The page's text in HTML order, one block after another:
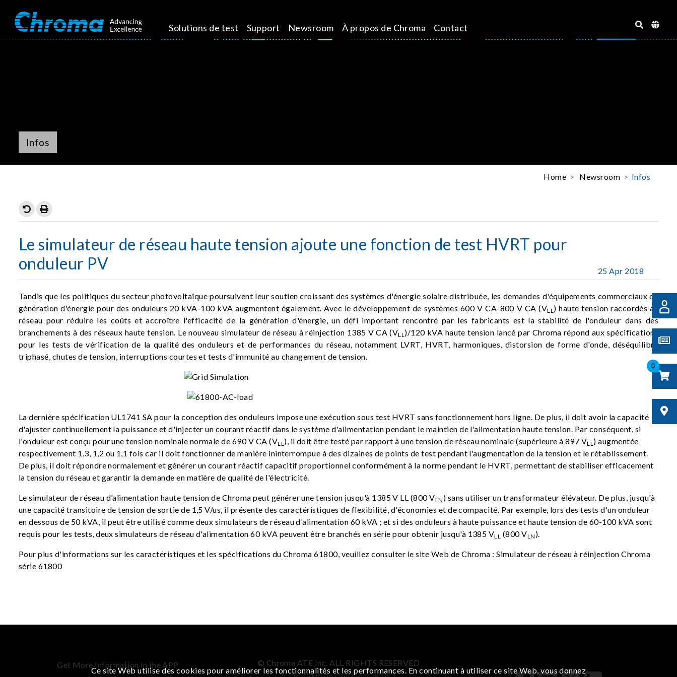
Solutions de test Support Newsroom À propos de Chroma Contact
0
Infos
Home Newsroom Infos
Le simulateur de réseau haute tension ajoute une fonction de test HVRT pour
onduleur PV
25 Apr 2018
Tandis que les politiques du secteur photovoltaïque poursuivent leur soutien croissant des systèmes d'énergie solaire distribuée, les demandes d'équipements commerciaux de
génération d'énergie pour des onduleurs 20 kVA-100 kVA augmentent également. Avec le développement de systèmes 600 V CA-800 V CA (VLL ) haute tension raccordés au
réseau pour réduire les coûts et accroître l'efficacité de la génération d'énergie, un défi important rencontré par les fabricants est la stabilité de l'onduleur dans des
branchements à des réseaux haute tension. Le nouveau simulateur de réseau à réinjection 1385 V CA (VLL )/120 kVA haute tension lancé par Chroma répond aux spécifications
pour les tests de vérification de la qualité des onduleurs et de performances du réseau, notamment LVRT, HVRT, harmoniques, distorsion de forme d'onde, déséquilibre
triphasé, chutes de tension, interruptions courtes et tests d'immunité au changement de tension.
La dernière spécification UL1741 SA pour la conception des onduleurs impose une exécution sous test HVRT sans fonctionnement hors ligne. De plus, il doit avoir la capacité
d'ajuster continuellement la puissance et d'injecter un courant réactif dans le système d'alimentation pendant le maintien de l'alimentation haute tension. Par conséquent, si
l'onduleur est conçu pour une tension nominale normale de 690 V CA (VLL ), il doit être testé par rapport à une tension de réseau nominale (supérieure à 897 VLL ) augmentée
respectivement 1,3, 1,2 ou 1,1 fois car il doit fonctionner de manière ininterrompue à des dizaines de points de test pendant l'augmentation de la tension et le rétablissement.
De plus, il doit répondre normalement et générer un courant réactif capacitif proportionnel conformément à la norme pendant le HVRT, permettant de stabiliser efficacement
la tension du réseau et garantir la demande en matière de qualité de l'électricité.
Le simulateur de réseau d'alimentation haute tension de Chroma peut générer une tension jusqu'à 1385 V LL (800 VLN ) sans utiliser un transformateur élévateur. De plus, jusqu'à
une capacité transitoire de tension de sortie de 1,5 V/us, il présente des caractéristiques de flexibilité, d'économies et de compacité. Par exemple, lors des tests d'un onduleur
en dessous de 50 kVA, il peut être utilisé comme deux simulateurs de réseau d'alimentation 60 kVA ; et si des onduleurs à haute puissance et haute tension de 60-100 kVA sont
requis pour les tests, deux simulateurs de réseau d'alimentation 60 kVA peuvent être branchés en série pour obtenir jusqu'à 1385 VLL (800 VLN ).
Pour plus d'informations sur les caractéristiques et les spécifications du Chroma 61800, veuillez consulter le site Web de Chroma :Simulateur de réseau à réinjection Chroma
série 61800
Get More Information in the APP
© Chroma ATE Inc. ALL RIGHTS RESERVED
| Politique de confidentialité |
Ce site Web utilise des cookies pour améliorer les fonctionnalités et les performances. En continuant à utiliser ce site Web, vous donnez